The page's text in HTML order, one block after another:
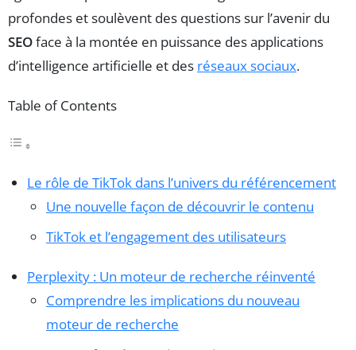
profondes et soulèvent des questions sur l’avenir du
SEOface à la montée en puissance des applications
d’intelligence artificielle et des réseaux sociaux.
Table of Contents
Le rôle de TikTok dans l’univers du référencement
Une nouvelle façon de découvrir le contenu
TikTok et l’engagement des utilisateurs
Perplexity : Un moteur de recherche réinventé
Comprendre les implications du nouveau
moteur de recherche